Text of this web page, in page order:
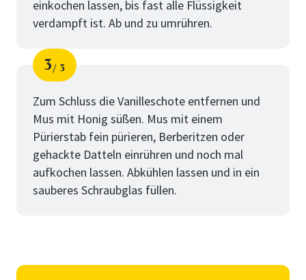
einkochen lassen, bis fast alle Flüssigkeit
verdampft ist. Ab und zu umrühren.
Schritt
3
von
3
Zum Schluss die Vanilleschote entfernen und
Mus mit Honig süßen. Mus mit einem
Pürierstab fein pürieren, Berberitzen oder
gehackte Datteln einrühren und noch mal
aufkochen lassen. Abkühlen lassen und in ein
sauberes Schraubglas füllen.